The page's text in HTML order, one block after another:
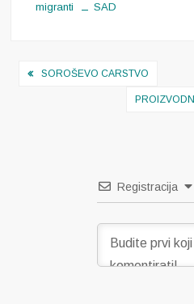
migranti SAD
Navigacija
SOROŠEVO CARSTVO
Registracija